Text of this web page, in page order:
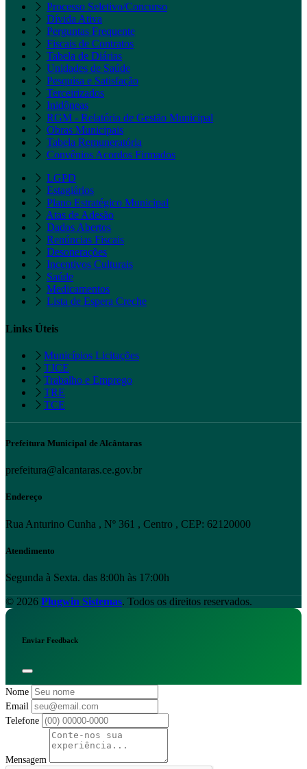
Processo Seletivo/Concurso
Dívida Ativa
Perguntas Frequente
Fiscais de Contratos
Tabela de Diárias
Unidades de Saúde
Pesquisa e Satisfação
Terceirizados
Inidôneas
RGM - Relatório de Gestão Municipal
Obras Municipais
Tabela Remuneratória
Convênios Acordos Firmados
LGPD
Estagiários
Plano Estratégico Municipal
Atas de Adesão
Dados Abertos
Renúncias Fiscais
Desonerações
Incentivos Culturais
Saúde
Medicamentos
Lista de Espera Creche
Links Úteis
Municípios Licitações
TJCE
Trabalho e Emprego
TRE
TCE
Prefeitura Municipal de Alcântaras
prefeitura@alcantaras.ce.gov.br
Endereço
Rua Anturino Cunha , Nº 361 , Centro , CEP: 62120000
Atendimento
Segunda à Sexta. das 8:00h às 17:00h
© 2026 Plugwin Sistemas. Todos os direitos reservados.
Enviar Feedback
Nome
Email
Telefone
Mensagem